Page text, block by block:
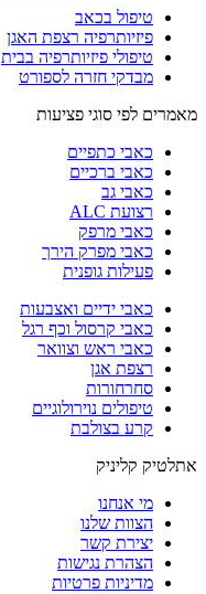
טיפול בכאב
פיזיותרפיה רצפת האגן
טיפולי פיזיותרפיה בבית
מבדקי חזרה לספורט
מאמרים לפי סוגי פציעות
כאבי כתפיים
כאבי ברכיים
כאבי גב
רצועת ALC
כאבי מרפק
כאבי מפרק הירך
פעילות גופנית
כאבי ידיים ואצבעות
כאבי קרסול וכף רגל
כאבי ראש וצוואר
רצפת אגן
סחרחורות
טיפולים נוירולוגיים
קרע בצולבת
אתלטיק קליניק
מי אנחנו
הצוות שלנו
יצירת קשר
הצהרת נגישות
מדיניות פרטיות